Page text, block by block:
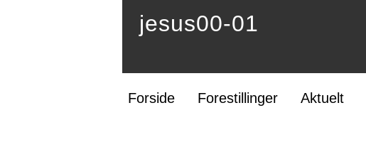
Forside Forestillinger Aktuelt
jesus00-01